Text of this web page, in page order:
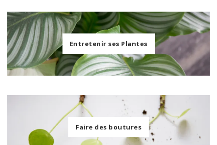
Entretenir ses Plantes
Faire des boutures